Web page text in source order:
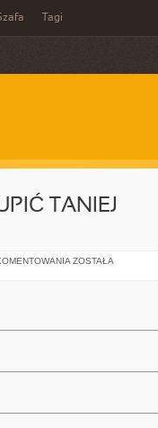
Tagi
TANIEJ
W
ZOSTAŁA